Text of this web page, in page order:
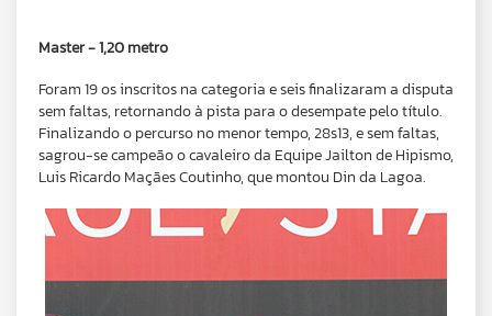
Master - 1,20 metro
Foram 19 os inscritos na categoria e seis finalizaram a disputa
sem faltas, retornando à pista para o desempate pelo título.
Finalizando o percurso no menor tempo, 28s13, e sem faltas,
sagrou-se campeão o cavaleiro da Equipe Jailton de Hipismo,
Luis Ricardo Maçães Coutinho, que montou Din da Lagoa.